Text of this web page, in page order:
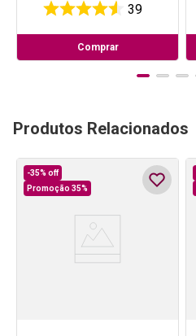
39
Comprar
Produtos Relacionados
-35% off
Promoção 35%